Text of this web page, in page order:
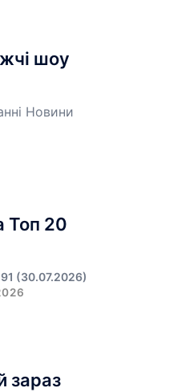
шоу
Новини
Топ 20
(30.07.2026)
зараз